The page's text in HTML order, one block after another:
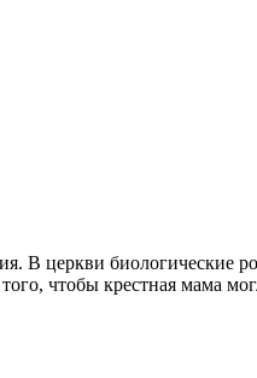
В церкви биологические
чтобы крестная мама